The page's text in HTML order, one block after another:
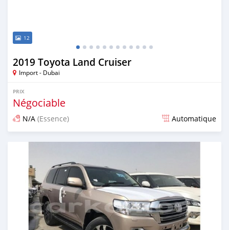
12
2019 Toyota Land Cruiser
Import - Dubai
PRIX
Négociable
N/A (Essence) Automatique
Publié il y a plus de 6 ans